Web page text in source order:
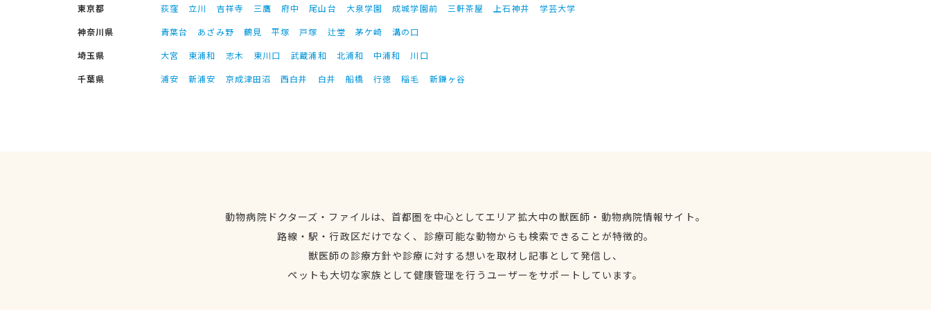
東京都 荻窪 立川 吉祥寺 三鷹 府中 尾山台 大泉学園 成城学園前 三軒茶屋 上石神井
学芸大学
神奈川県
青葉台 あざみ野 鶴見 平塚 戸塚 辻堂 茅ケ崎
溝の口
埼玉県
大宮 東浦和 志木 東川口 武蔵浦和 北浦和 中浦和
川口
千葉県
浦安 新浦安 京成津田沼 西白井 白井 船橋 行徳 稲毛 新鎌ヶ谷
動物病院ドクターズ・ファイルは、首都圏を中心としてエリア拡大中の獣医師・動物病院情報サイト。
路線・駅・行政区だけでなく、診療可能な動物からも検索できることが特徴的。
獣医師の診療方針や診療に対する想いを取材し記事として発信し、
ペットも大切な家族として健康管理を行うユーザーをサポートしています。